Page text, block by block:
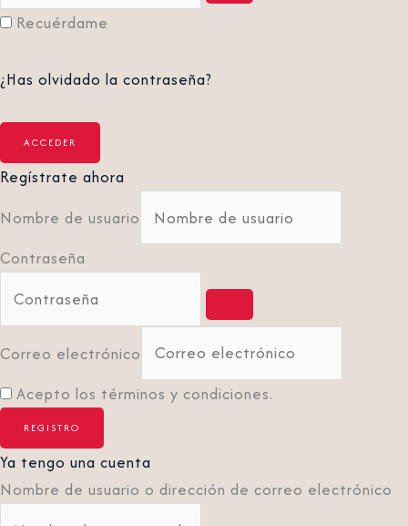
Recuérdame
¿Has olvidado la contraseña?
Regístrate ahora
Nombre de usuario
Contraseña
Correo electrónico
Acepto los términos y condiciones.
Ya tengo una cuenta
Nombre de usuario o dirección de correo electrónico